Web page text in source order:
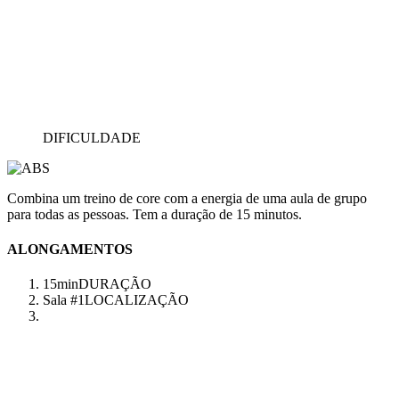
DIFICULDADE
Combina um treino de core com a energia de uma aula de grupo
para todas as pessoas. Tem a duração de 15 minutos.
ALONGAMENTOS
15minDURAÇÃO
Sala #1LOCALIZAÇÃO